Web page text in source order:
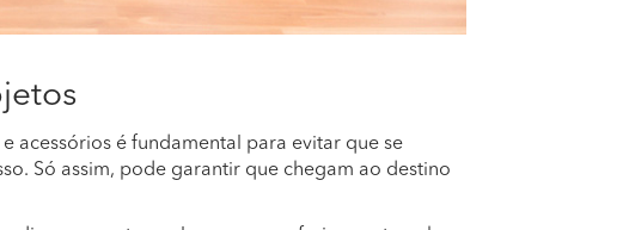
acessórios é fundamental para evitar que se
Só assim, pode garantir que chegam ao destino